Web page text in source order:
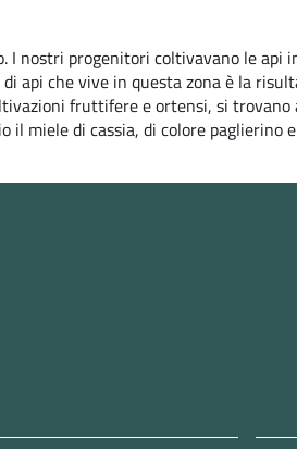
nostri progenitori coltivavano le api
api che vive in questa zona è la
fruttifere e ortensi, si
il miele di cassia, di colore paglierino